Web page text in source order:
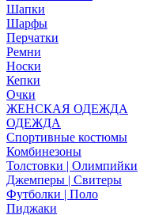
Шапки
Шарфы
Перчатки
Ремни
Носки
Кепки
Очки
ЖЕНСКАЯ ОДЕЖДА
ОДЕЖДА
Спортивные костюмы
Комбинезоны
Толстовки | Олимпийки
Джемперы | Свитеры
Футболки | Поло
Пиджаки